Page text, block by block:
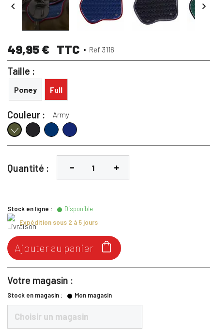
 
49,95 € TTC Ref 3116
Taille :
Poney Full
Couleur : Army
Army ElegantMarineTangerine
Quantité :
Stock en ligne :
Disponible
Expédition sous 2 à 5 jours

Ajouter au panier
Votre magasin :
Stock en magasin : Mon magasin
Choisir un magasin